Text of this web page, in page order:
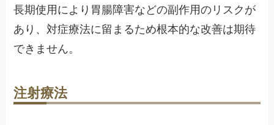
長期使用により胃腸障害などの副作用のリスクが
あり、対症療法に留まるため根本的な改善は期待
できません。
注射療法